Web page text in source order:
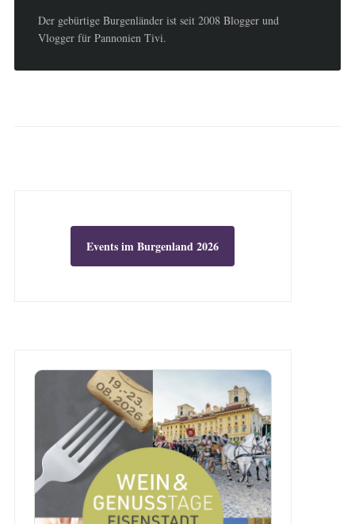
Der gebürtige Burgenländer ist seit 2008 Blogger und
Vlogger für Pannonien Tivi.
Events im Burgenland 2026